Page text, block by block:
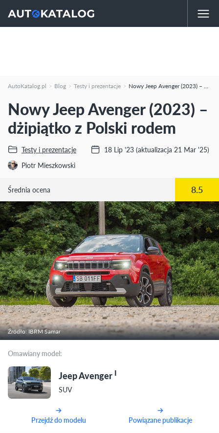
AutoKatalog.pl Blog Testy i prezentacje Nowy Jeep Avenger (2023) – dżipiątko z Polski rodem
Nowy Jeep Avenger (2023) –
dżipiątko z Polski rodem
Testy i prezentacje
Piotr Mieszkowski
18 Lip '23 (aktualizacja 21 Mar '25)
Średnia ocena 8.5
Źródło: IBRM Samar
Omawiany model:
Jeep Avenger I
SUV
Przejdź do modelu Powiązane publikacje